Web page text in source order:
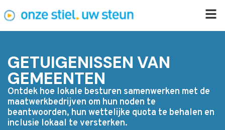
GETUIGENISSEN VAN
GEMEENTEN
Ontdek hoe lokale besturen samenwerken met de
maatwerkbedrijven om hun noden te
beantwoorden, hun wettelijke quota te behalen en
inclusie lokaal te versterken.